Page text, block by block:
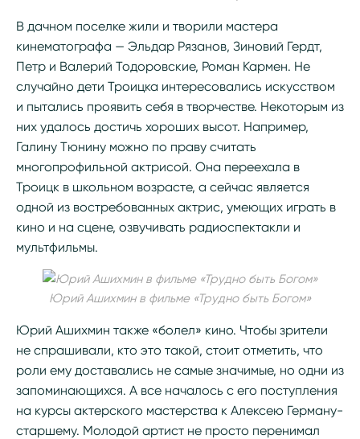
В дачном поселке жили и творили мастера
кинематографа — Эльдар Рязанов, Зиновий Гердт,
Петр и Валерий Тодоровские, Роман Кармен. Не
случайно дети Троицка интересовались искусством
и пытались проявить себя в творчестве. Некоторым из
них удалось достичь хороших высот. Например,
Галину Тюнину можно по праву считать
многопрофильной актрисой. Она переехала в
Троицк в школьном возрасте, а сейчас является
одной из востребованных актрис, умеющих играть в
кино и на сцене, озвучивать радиоспектакли и
мультфильмы.
Юрий Ашихмин в фильме «Трудно быть Богом»
Юрий Ашихмин также «болел» кино. Чтобы зрители
не спрашивали, кто это такой, стоит отметить, что
роли ему доставались не самые значимые, но одни из
запоминающихся. А все началось с его поступления
на курсы актерского мастерства к Алексею Герману-
старшему. Молодой артист не просто перенимал